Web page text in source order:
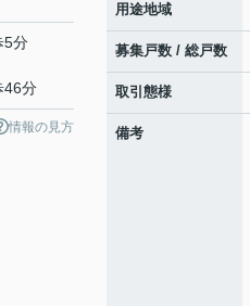
5分
46分
情報の見方
用途地域
募集戸数 / 総戸数
取引態様
備考